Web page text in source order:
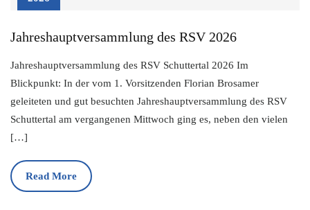
Jahreshauptversammlung des RSV 2026
Jahreshauptversammlung des RSV Schuttertal 2026 Im
Blickpunkt: In der vom 1. Vorsitzenden Florian Brosamer
geleiteten und gut besuchten Jahreshauptversammlung des RSV
Schuttertal am vergangenen Mittwoch ging es, neben den vielen
[…]
Read More